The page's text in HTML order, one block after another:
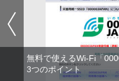
無料で使えるWi-Fi「
3つのポイント